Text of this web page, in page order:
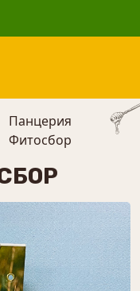
Панцерия
Фитосбор